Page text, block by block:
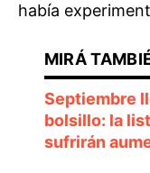
había
Septiembre
bolsillo: la
sufrirán